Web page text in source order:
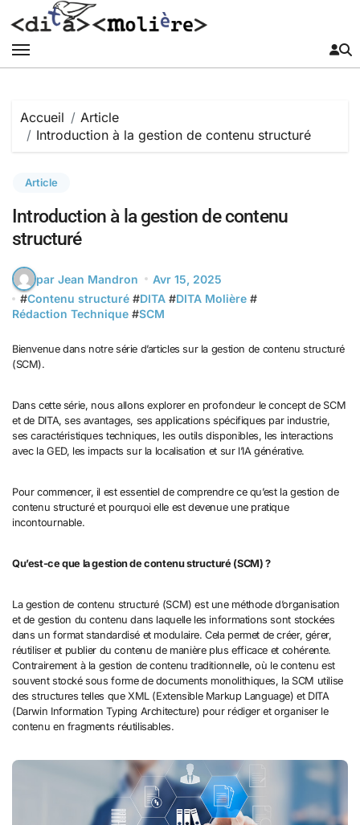
au
contenu
Accueil
Article
Introduction à la gestion de contenu structuré
Article
Introduction à la gestion de contenu
structuré
par Jean Mandron
Avr 15, 2025
#Contenu structuré #DITA #DITA Molière #
Rédaction Technique #SCM
Bienvenue dans notre série d’articles sur la gestion de contenu structuré
(SCM).
Dans cette série, nous allons explorer en profondeur le concept de SCM
et de DITA, ses avantages, ses applications spécifiques par industrie,
ses caractéristiques techniques, les outils disponibles, les interactions
avec la GED, les impacts sur la localisation et sur l’IA générative.
Pour commencer, il est essentiel de comprendre ce qu’est la gestion de
contenu structuré et pourquoi elle est devenue une pratique
incontournable.
Qu’est-ce que la gestion de contenu structuré (SCM) ?
La gestion de contenu structuré (SCM) est une méthode d’organisation
et de gestion du contenu dans laquelle les informations sont stockées
dans un format standardisé et modulaire. Cela permet de créer, gérer,
réutiliser et publier du contenu de manière plus efficace et cohérente.
Contrairement à la gestion de contenu traditionnelle, où le contenu est
souvent stocké sous forme de documents monolithiques, la SCM utilise
des structures telles que XML (Extensible Markup Language) et DITA
(Darwin Information Typing Architecture) pour rédiger et organiser le
contenu en fragments réutilisables.